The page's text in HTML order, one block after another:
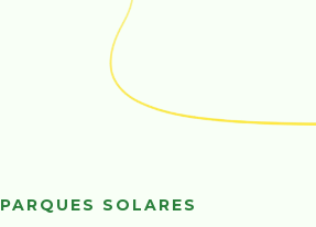
PARQUES SOLARES